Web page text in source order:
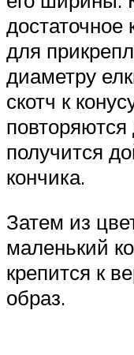
достаточное
для
диаметру
скотч к
повторяются
получится
кончика.
Затем из
маленький
крепится к
образ.